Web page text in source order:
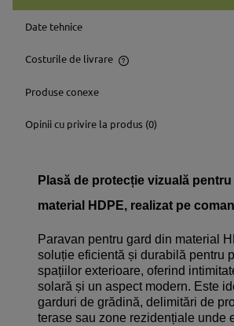
Date tehnice
Costurile de livrare
Prețul nu include eventualele costuri
Produse conexe
Opinii cu privire la produs (0)
Plasă de protecție vizuală
material HDPE, realizat pe
Paravan pentru gard din material
soluție eficientă și durabilă pentru
spațiilor exterioare, oferind
solară și un aspect modern. Este
garduri de grădină, delimitări de
terase sau zone rezidențiale unde